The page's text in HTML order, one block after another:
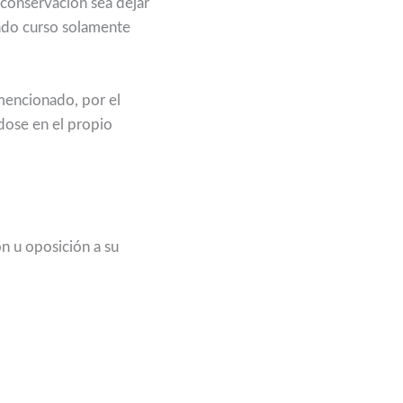
sea dejar
curso solamente
por el
en el propio
u oposición a su